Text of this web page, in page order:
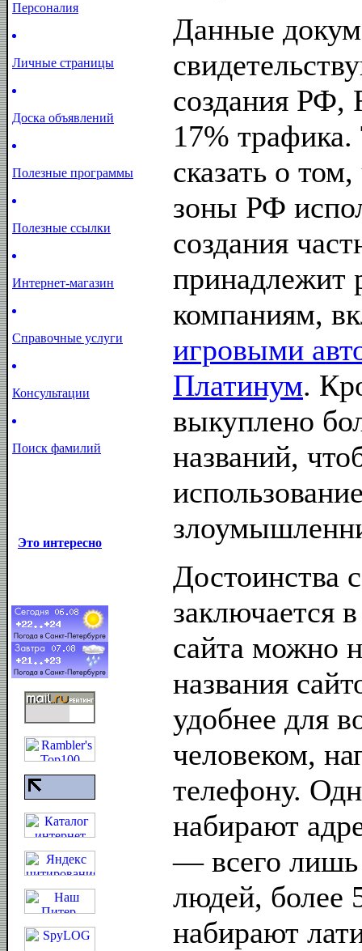
Персоналия
Личные страницы
Доска объявлений
Полезные программы
Полезные ссылки
Интернет-магазин
Справочные услуги
Консультации
Поиск фамилий
Это интересно
Данные
создания РФ,
17% трафика.
сказать о
зоны РФ
создания
принадлежит
компаниям,
игровыми
Платинум.
выкуплено
названий,
Достоинства
заключается
сайта можно
названия
удобнее для
человеком,
телефону.
набирают
— всего
людей, более
набирают